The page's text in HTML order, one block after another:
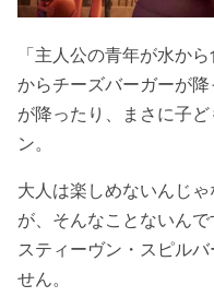
「主人公の青年が水か
からチーズバーガーが
が降ったり、まさに子
ン。
大人は楽しめないんじ
が、そんなことないん
スティーヴン・スピル
せん。